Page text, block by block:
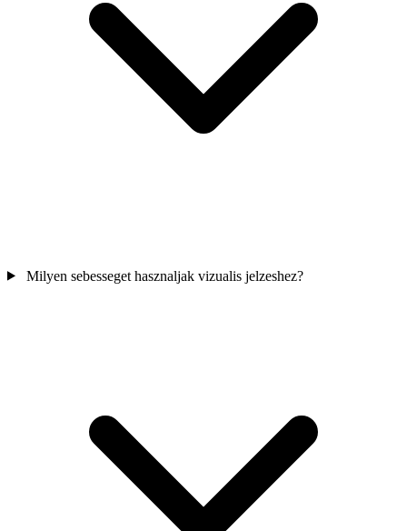
Milyen sebesseget hasznaljak vizualis jelzeshez?